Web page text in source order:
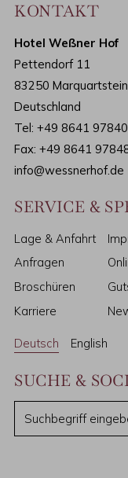
KONTAKT
Hotel Weßner Hof
Pettendorf 11
83250 Marquartstein
Deutschland
Tel:+49 8641 97840
Fax: +49 8641
info@wessnerhof.de
SERVICE &
Lage & Anfahrt
Anfragen
Broschüren
Karriere
Deutsch English
SUCHE &
u